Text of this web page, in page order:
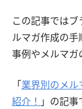
この記事では
ルマガ作成の
事例やメルマガ
「 業界別のメル
紹介！
」の記